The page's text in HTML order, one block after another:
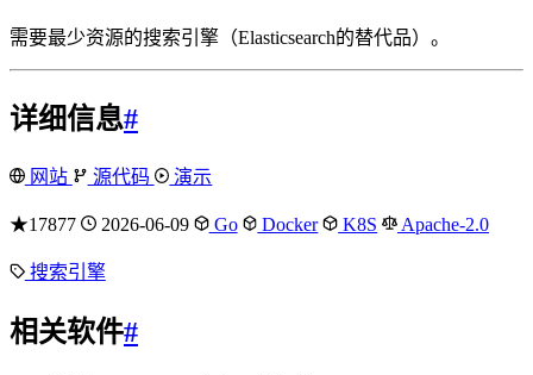
需要最少资源的搜索引擎（Elasticsearch的替代品）。
详细信息#
网站 源代码 演示
★17877 2026-06-09 Go Docker K8S Apache-2.0
搜索引擎
相关软件#